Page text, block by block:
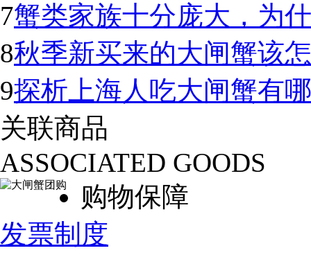
7蟹类家族十分庞大，为
8秋季新买来的大闸蟹该
9探析上海人吃大闸蟹有
关联商品
ASSOCIATED GOODS
购物保障
发票制度